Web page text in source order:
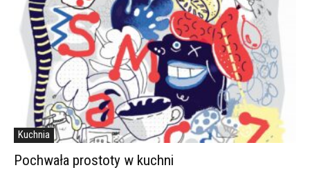
Kuchnia
Pochwała prostoty w kuchni